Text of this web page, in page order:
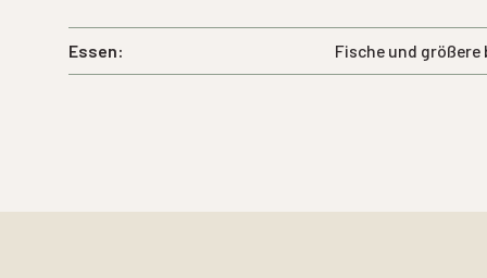
Essen: Fische und größere